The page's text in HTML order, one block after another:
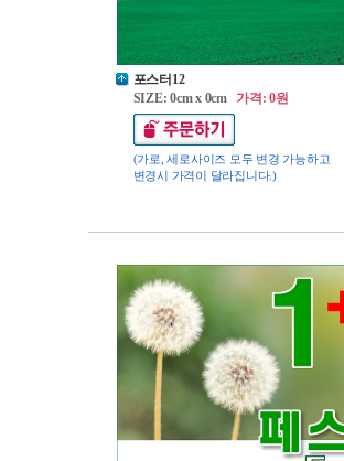
포스터12
SIZE: 0cm x 0cm가격: 0원
(가로, 세로사이즈 모두 변경 가능하고
변경시 가격이 달라집니다.)